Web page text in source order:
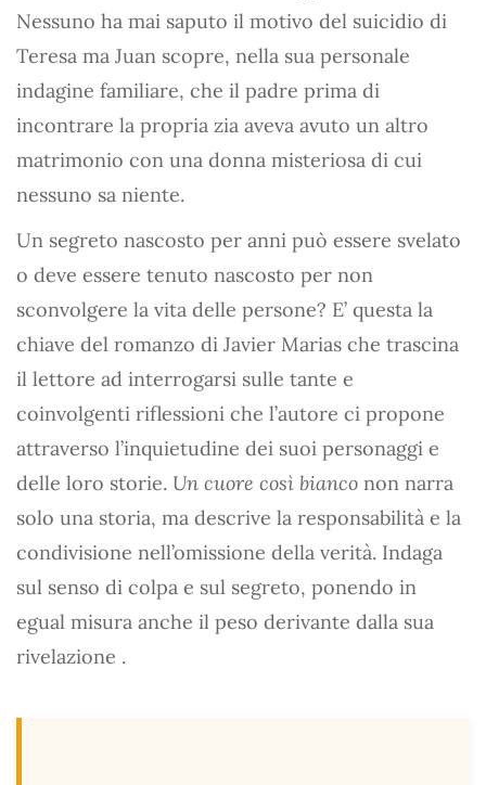
Nessuno ha mai saputo il motivo del suicidio di
Teresa ma Juan scopre, nella sua personale
indagine familiare, che il padre prima di
incontrare la propria zia aveva avuto un altro
matrimonio con una donna misteriosa di cui
nessuno sa niente.
Un segreto nascosto per anni può essere svelato
o deve essere tenuto nascosto per non
sconvolgere la vita delle persone? E’ questa la
chiave del romanzo di Javier Marias che trascina
il lettore ad interrogarsi sulle tante e
coinvolgenti riflessioni che l’autore ci propone
attraverso l’inquietudine dei suoi personaggi e
delle loro storie. Un cuore così bianco non narra
solo una storia, ma descrive la responsabilità e la
condivisione nell’omissione della verità. Indaga
sul senso di colpa e sul segreto, ponendo in
egual misura anche il peso derivante dalla sua
rivelazione .